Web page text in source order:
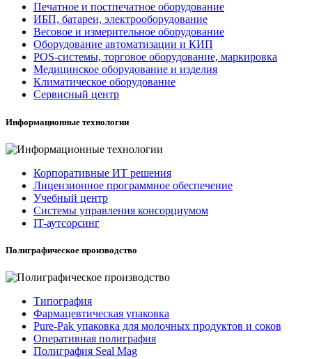
Печатное и постпечатное оборудование
ИБП, батареи, электрооборудование
Весовое и измерительное оборудование
Оборудование автоматизации и КИП
POS-системы, торговое оборудование, маркировка
Медицинское оборудование и изделия
Климатическое оборудование
Сервисный центр
Информационные технологии
Корпоративные ИТ решения
Лицензионное программное обеспечение
Учебный центр
Системы управления консорциумом
IT-аутсорсинг
Полиграфическое производство
Типография
Фармацевтическая упаковка
Pure-Pak упаковка для молочных продуктов и соков
Оперативная полиграфия
Полиграфия Seal Mag